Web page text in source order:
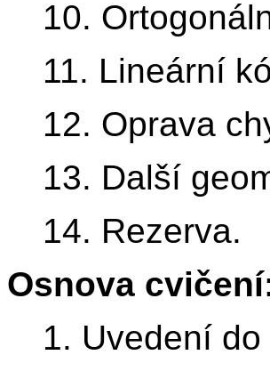
10.
11. Lineární
12. Oprava
13. Další
14. Rezerva.
Osnova
1. Uvedení